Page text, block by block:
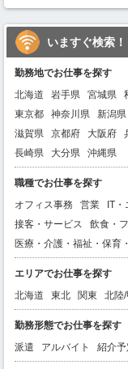
いますぐ検索！
勤務地でお仕事を探す
北海道
岩手県 宮城県
東京都
神奈川県 新潟県
滋賀県
京都府 大阪府
長崎県
大分県 沖縄県
職種でお仕事を探す
オフィス事務
営業 IT
接客・サービス
飲食・
医療・介護・福祉・保育
エリアでお仕事を探す
北海道
東北 関東 北陸
勤務形態でお仕事を探す
派遣
アルバイト 紹介